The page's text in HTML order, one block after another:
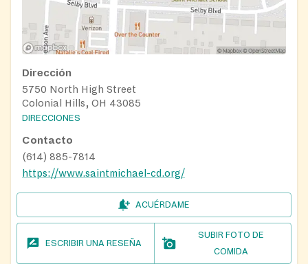
Dirección
5750 North High Street
Colonial Hills, OH 43085
DIRECCIONES
Contacto
(614) 885-7814
https://www.saintmichael-cd.org/
ACUÉRDAME
ESCRIBIR UNA RESEÑA
SUBIR FOTO DE
COMIDA